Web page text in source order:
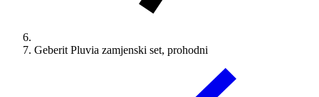
Geberit Pluvia zamjenski set, prohodni